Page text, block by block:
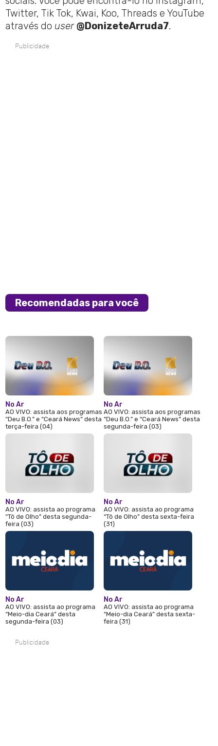
Twitter, Tik Tok, Kwai, Koo, Threads e YouTube
através do user @DonizeteArruda7.
Publicidade
Recomendadas para você
No Ar
AO VIVO: assista aos programas
“Deu B.O.” e “Ceará News” desta
terça-feira (04)
No Ar
AO VIVO: assista ao programa
“Tô de Olho” desta segunda-
feira (03)
No Ar
AO VIVO: assista ao programa
“Meio-dia Ceará” desta
segunda-feira (03)
No Ar
AO VIVO: assista aos programas
“Deu B.O.” e “Ceará News” desta
segunda-feira (03)
No Ar
AO VIVO: assista ao programa
“Tô de Olho” desta sexta-feira
(31)
No Ar
AO VIVO: assista ao programa
“Meio-dia Ceará” desta sexta-
feira (31)
Publicidade